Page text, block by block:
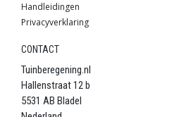
Handleidingen
Privacyverklaring
CONTACT
Tuinberegening.nl
Hallenstraat 12 b
5531 AB Bladel